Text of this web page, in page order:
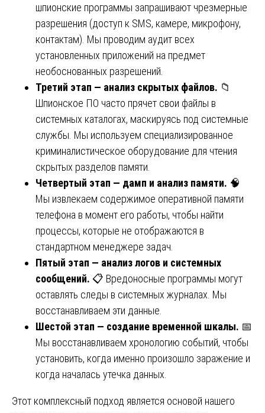
шпионские программы запрашивают чрезмерные
разрешения (доступ к SMS, камере, микрофону,
контактам). Мы проводим аудит всех
установленных приложений на предмет
необоснованных разрешений.
Третий этап — анализ скрытых файлов. 📁
Шпионское ПО часто прячет свои файлы в
системных каталогах, маскируясь под системные
службы. Мы используем специализированное
криминалистическое оборудование для чтения
скрытых разделов памяти.
Четвертый этап — дамп и анализ памяти. 🧠
Мы извлекаем содержимое оперативной памяти
телефона в момент его работы, чтобы найти
процессы, которые не отображаются в
стандартном менеджере задач.
Пятый этап — анализ логов и системных
сообщений. 📋 Вредоносные программы могут
оставлять следы в системных журналах. Мы
восстанавливаем эти данные.
Шестой этап — создание временной шкалы. 📅
Мы восстанавливаем хронологию событий, чтобы
установить, когда именно произошло заражение и
когда началась утечка данных.
Этот комплексный подход является основой нашего